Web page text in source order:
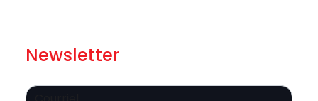
Newsletter